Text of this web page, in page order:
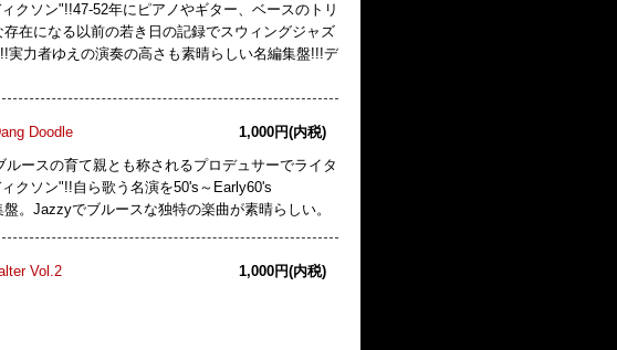
クソン"!!47-52年にピアノやギター、ベースのトリ
在になる以前の若き日の記録でスウィングジャズ
実力者ゆえの演奏の高さも素晴らしい名編集盤!!!デ
Doodle
1,000円(内税)
ースの育て親とも称されるプロデュサーでライタ
クソン"!!自ら歌う名演を50's～Early60's
。Jazzyでブルースな独特の楽曲が素晴らしい。
Vol.2
1,000円(内税)